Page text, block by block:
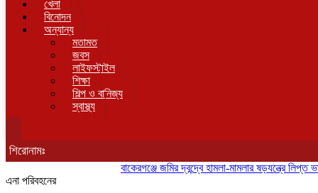
খেলা
বিনোদন
অন্যান্য
মতামত
জবস
লাইফস্টাইল
শিক্ষা
শিল্প ও বানিজ্য
স্বাস্থ্য
শিরোনামঃ
বাকেরগঞ্জে জমির দ্বন্দ্বে হামলা-মামলার ষড়যন্ত্রে লিপ্ত
এনা পরিবহনের